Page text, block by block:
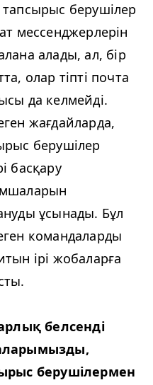
берушілер
мессенджерлерін
алады, ал, бір
олар тіпті почта
да келмейді.
жағдайларда,
берушілер
басқару
ұсынады. Бұл
командаларды
ірі жобаларға
белсенді
берушілермен